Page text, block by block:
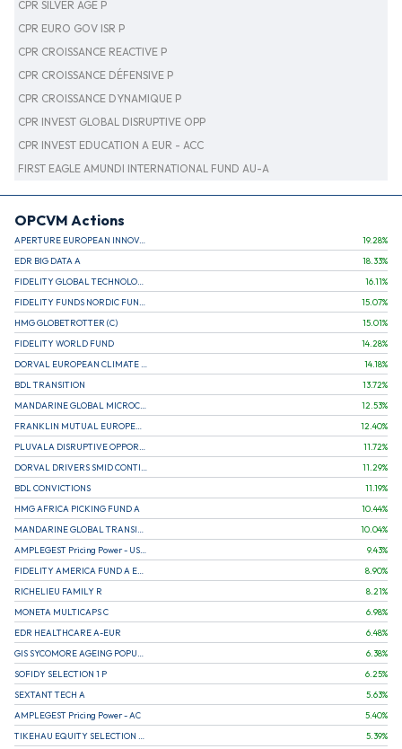
CPR SILVER AGE P
CPR EURO GOV ISR P
CPR CROISSANCE REACTIVE P
CPR CROISSANCE DÉFENSIVE P
CPR CROISSANCE DYNAMIQUE P
CPR INVEST GLOBAL DISRUPTIVE OPP
CPR INVEST EDUCATION A EUR - ACC
FIRST EAGLE AMUNDI INTERNATIONAL FUND AU-A
OPCVM Actions
APERTURE EUROPEAN INNOVATION 19.28%
EDR BIG DATA A
18.33%
16.11%
15.07%
HMG GLOBETROTTER (C)
15.01%
FIDELITY WORLD FUND
14.28%
14.18%
BDL TRANSITION
13.72%
12.53%
12.40%
11.72%
11.29%
BDL CONVICTIONS
11.19%
HMG AFRICA PICKING FUND A
10.44%
10.04%
9.43%
8.90%
RICHELIEU FAMILY R
8.21%
MONETA MULTICAPS C
6.98%
EDR HEALTHCARE A-EUR
6.48%
6.38%
SOFIDY SELECTION 1 P
6.25%
SEXTANT TECH A
5.63%
AMPLEGEST Pricing Power - AC
5.40%
5.39%